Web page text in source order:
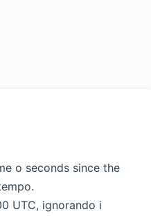
o seconds since the
UTC, ignorando i